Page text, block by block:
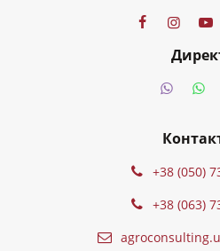
+38 (050)
+38 (063)